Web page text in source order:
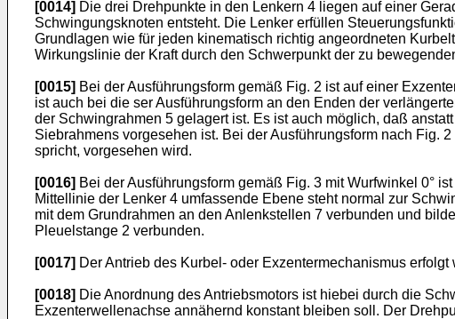
[0014] Die drei Drehpunkte in den Lenkern 4 liegen auf einer
Schwingungsknoten entsteht. Die Lenker erfüllen
Grundlagen wie für jeden kinematisch richtig angeordneten
Wirkungslinie der Kraft durch den Schwerpunkt der zu
[0015] Bei der Ausführungsform gemäß Fig. 2 ist auf einer
ist auch bei die­ ser Ausführungsform an den Enden der
der Schwingrahmen 5 gelagert ist. Es ist auch möglich, daß
Siebrahmens vorgesehen ist. Bei der Ausführungsform nach Fig.
spricht, vorgesehen wird.
[0016] Bei der Ausführungsform gemäß Fig. 3 mit Wurfwinkel 0°
Mittellinie der Lenker 4 umfassende Ebene steht normal zur
mit dem Grundrahmen an den An­lenkstellen 7 verbunden und
Pleuelstange 2 verbunden.
[0017] Der Antrieb des Kurbel- oder Exzentermechanismus
[0018] Die Anordnung des Antriebsmotors ist hiebei durch die
Exzenterwellenachse an­nähernd konstant bleiben soll. Der